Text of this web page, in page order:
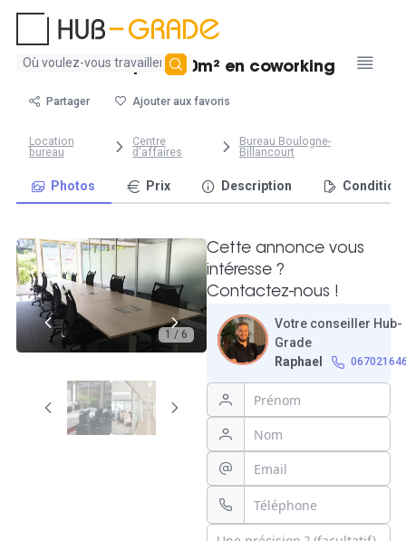
Aucun
trouvé
Bureau privé 20m² en coworking
Partager Ajouter aux favoris
Location
bureau
Centre
d'affaires
Bureau Boulogne-
Billancourt
Photos Prix Description
1 / 6
Cette annonce vous
intéresse ?
Contactez-nous !
Votre conseiller Hub-
Grade
Raphael